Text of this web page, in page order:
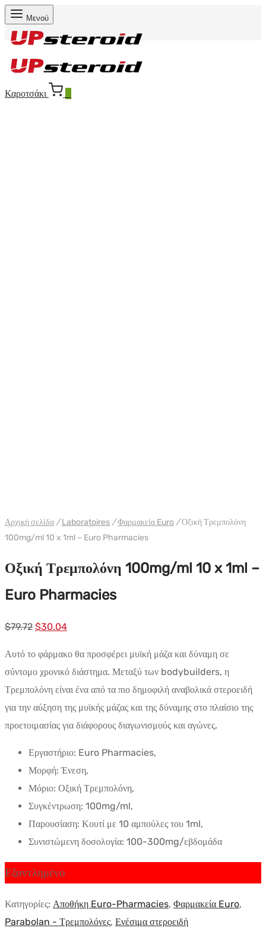
Μενού
Καροτσάκι
Αρχική σελίδα / Laboratoires /Φαρμακεία Euro /Οξική Τρεμπολόνη
100mg/ml 10 x 1ml – Euro Pharmacies
Οξική Τρεμπολόνη 100mg/ml 10 x 1ml –
Euro Pharmacies
$79.72 Αρχική
$79.72.
$30.04Η
Αυτό το φάρμακο θα προσφέρει μυϊκή μάζα και δύναμη σε
σύντομο χρονικό διάστημα. Μεταξύ των bodybuilders, η
Τρεμπολόνη είναι ένα από τα πιο δημοφιλή αναβολικά στεροειδή
για την αύξηση της μυϊκής μάζας και της δύναμης στο πλαίσιο της
προετοιμασίας για διάφορους διαγωνισμούς και αγώνες.
Εργαστήριο: Euro Pharmacies,
Μορφή: Ένεση,
Μόριο: Οξική Τρεμπολόνη,
Συγκέντρωση: 100mg/ml,
Παρουσίαση: Κουτί με 10 αμπούλες του 1ml,
Συνιστώμενη δοσολογία: 100-300mg/εβδομάδα
Εξαντλημένο
Κατηγορίες: Αποθήκη Euro-Pharmacies, Φαρμακεία Euro,
Parabolan - Τρεμπολόνες, Ενέσιμα στεροειδή